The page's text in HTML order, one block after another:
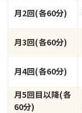
月2回(各60分)
月3回(各60分)
月4回(各60分)
月5回目以降(各
60分)